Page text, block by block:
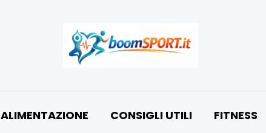
ALIMENTAZIONE CONSIGLI UTILI FITNESS